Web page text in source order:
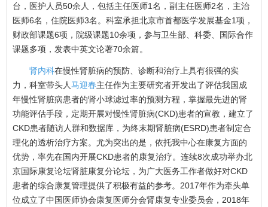
台，医护人员50余人，包括主任医师1名，副主任医师2名，主治
医师6名，住院医师3名。科室承担北京市首都医学发展基金1项，
财政部课题6项，院级课题10余项，参与卫生部、科委、国际合作
课题多项，发表中英文论著70余篇。
肾内科在慢性肾脏病的预防、诊断和治疗上具有很强的实
力，科室带头人马迎春主任作为主要研究者开发出了评估我国成
年慢性肾脏病患者的肾小球滤过率的预测方程，掌握最先进的肾
功能评估手段，定期开展对慢性肾脏病(CKD)患者的宣教，建立了
CKD患者随访人群和数据库，为终末期肾脏病(ESRD)患者制定合
理化的透析治疗方案。尤为突出的是，依托我中心在康复方面的
优势，率先在国内开展CKD患者的康复治疗。连续8次成功举办北
京国际康复论坛肾脏康复分论坛，为广大医务工作者做好对CKD
患者的综合康复管理提供了积极有益的参考。2017年作为牵头单
位成立了中国医师协会康复医师分会肾康复专业委员会，2018年